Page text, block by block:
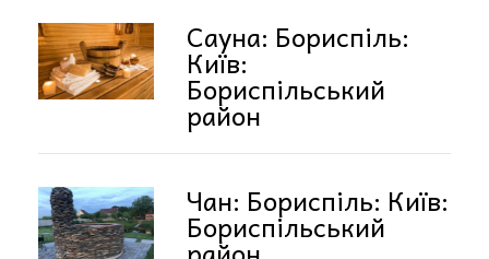
Сауна: Бориспіль:
Київ:
Бориспільський
район
Чан: Бориспіль: Київ:
Бориспільський